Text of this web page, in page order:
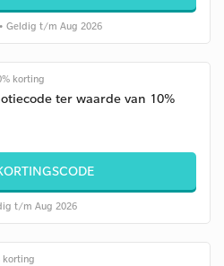
• Geldig t/m Aug 2026
korting
ter waarde van 10%
t/m Aug 2026
korting